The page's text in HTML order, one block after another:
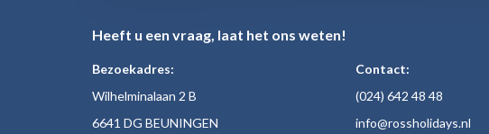
Heeft u een vraag, laat het ons weten!
Bezoekadres:
Wilhelminalaan 2 B
6641 DG BEUNINGEN
Contact:
(024) 642 48 48
info@rossholidays.nl